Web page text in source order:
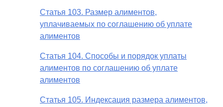
Статья 103. Размер алиментов,
уплачиваемых по соглашению об уплате
алиментов
Статья 104. Способы и порядок уплаты
алиментов по соглашению об уплате
алиментов
Статья 105. Индексация размера алиментов,